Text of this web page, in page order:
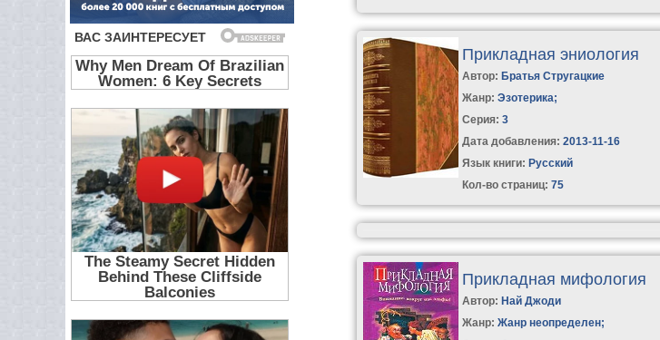
Прикладная эниология
Автор: Братья Стругацкие
Жанр: Эзотерика;
Серия:3
Дата добавления: 2013-11-16
Язык книги: Русский
Кол-во страниц: 75
Прикладная мифология
Автор: Най Джоди
Жанр: Жанр неопределен;